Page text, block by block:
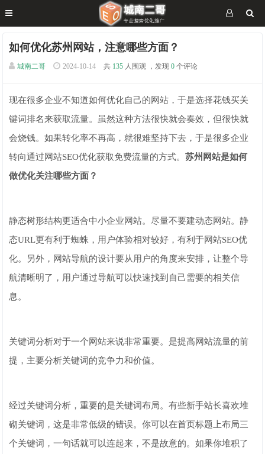
如何优化苏州网站，注意哪些方面？
城南二哥 2024-10-14 共 135 人围观 ，发现 0 个评论
现在很多企业不知道如何优化自己的网站，于是选择花钱买关
键词排名来获取流量。虽然这种方法很快就会奏效，但很快就
会烧钱。如果转化率不再高，就很难坚持下去，于是很多企业
转向通过网站SEO优化获取免费流量的方式。苏州网站是如何
做优化关注哪些方面？
静态树形结构更适合中小企业网站。尽量不要建动态网站。静
态URL更有利于蜘蛛，用户体验相对较好，有利于网站SEO优
化。另外，网站导航的设计要从用户的角度来安排，让整个导
航清晰明了，用户通过导航可以快速找到自己需要的相关信
息。
关键词分析对于一个网站来说非常重要。是提高网站流量的前
提，主要分析关键词的竞争力和价值。
经过关键词分析，重要的是关键词布局。有些新手站长喜欢堆
砌关键词，这是非常低级的错误。你可以在首页标题上布局三
个关键词，一句话就可以连起来，不是故意的。如果你堆积了